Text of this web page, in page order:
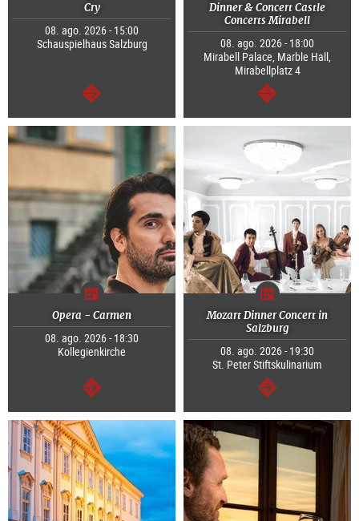
Cry
08. ago. 2026 - 15:00
Schauspielhaus Salzburg
continuar
Dinner & Concert Castle
Concerts Mirabell
08. ago. 2026 - 18:00
Mirabell Palace, Marble Hall,
Mirabellplatz 4
continuar
Opera - Carmen
08. ago. 2026 - 18:30
Kollegienkirche
continuar
Mozart Dinner Concert in
Salzburg
08. ago. 2026 - 19:30
St. Peter Stiftskulinarium
continuar